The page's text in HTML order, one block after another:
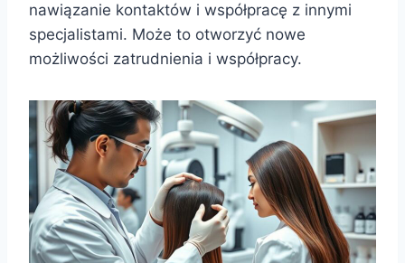
nawiązanie kontaktów i współpracę z innymi
specjalistami. Może to otworzyć nowe
możliwości zatrudnienia i współpracy.